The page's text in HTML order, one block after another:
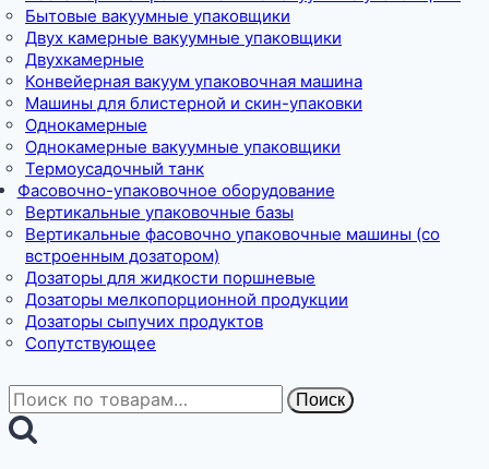
Бытовые вакуумные упаковщики
Двух камерные вакуумные упаковщики
Двухкамерные
Конвейерная вакуум упаковочная машина
Машины для блистерной и скин-упаковки
Однокамерные
Однокамерные вакуумные упаковщики
Термоусадочный танк
Фасовочно-упаковочное оборудование
Вертикальные упаковочные базы
Вертикальные фасовочно упаковочные машины (со
встроенным дозатором)
Дозаторы для жидкости поршневые
Дозаторы мелкопорционной продукции
Дозаторы сыпучих продуктов
Сопутствующее
Искать: Поиск